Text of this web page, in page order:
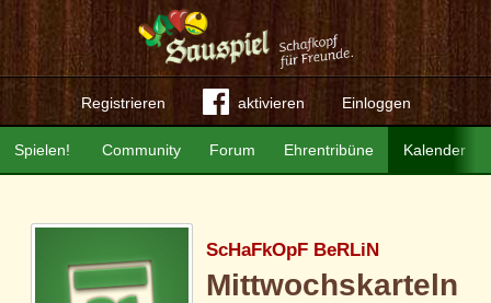
Registrieren aktivieren Einloggen
Community Forum Ehrentribüne Kalender
Spielen!
ScHaFkOpF BeRLiN
Mittwochskarteln